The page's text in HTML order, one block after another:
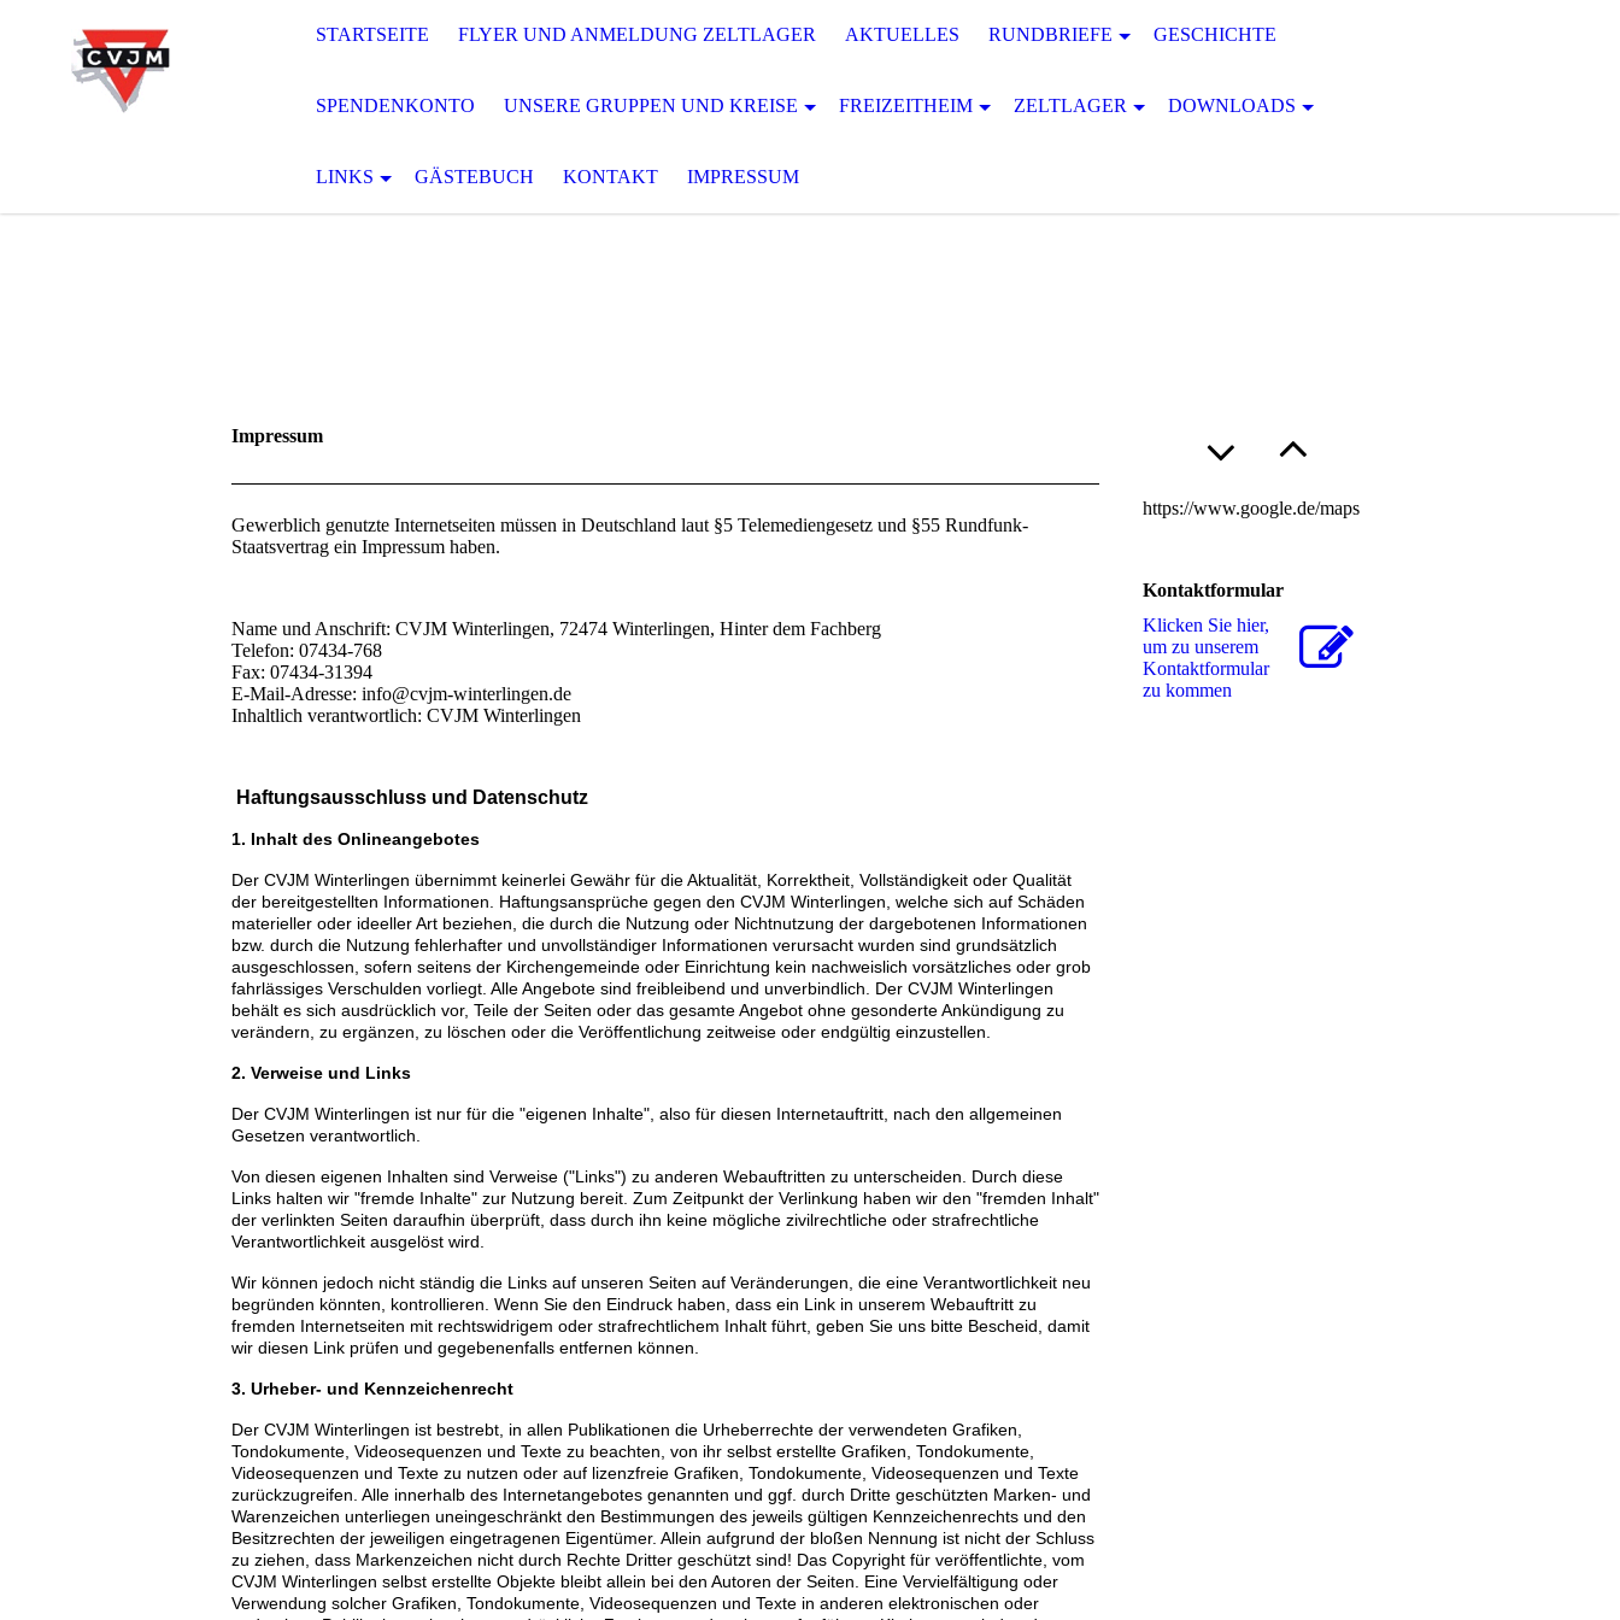
STARTSEITE FLYER UND ANMELDUNG ZELTLAGER AKTUELLES RUNDBRIEFE GESCHICHTE
SPENDENKONTO UNSERE GRUPPEN UND KREISE FREIZEITHEIM ZELTLAGER DOWNLOADS
LINKS GÄSTEBUCH KONTAKT IMPRESSUM
Impressum
Gewerblich genutzte Internetseiten müssen in Deutschland laut §5 Telemediengesetz und §55 Rundfunk-
Staatsvertrag ein Impressum haben.
Name und Anschrift: CVJM Winterlingen, 72474 Winterlingen, Hinter dem Fachberg
Telefon: 07434-768
Fax: 07434-31394
E-Mail-Adresse: info@cvjm-winterlingen.de
Inhaltlich verantwortlich: CVJM Winterlingen
Haftungsausschluss und Datenschutz
1. Inhalt des Onlineangebotes
Der CVJM Winterlingen übernimmt keinerlei Gewähr für die Aktualität, Korrektheit, Vollständigkeit oder Qualität
der bereitgestellten Informationen. Haftungsansprüche gegen den CVJM Winterlingen, welche sich auf Schäden
materieller oder ideeller Art beziehen, die durch die Nutzung oder Nichtnutzung der dargebotenen Informationen
bzw. durch die Nutzung fehlerhafter und unvollständiger Informationen verursacht wurden sind grundsätzlich
ausgeschlossen, sofern seitens der Kirchengemeinde oder Einrichtung kein nachweislich vorsätzliches oder grob
fahrlässiges Verschulden vorliegt. Alle Angebote sind freibleibend und unverbindlich. Der CVJM Winterlingen
behält es sich ausdrücklich vor, Teile der Seiten oder das gesamte Angebot ohne gesonderte Ankündigung zu
verändern, zu ergänzen, zu löschen oder die Veröffentlichung zeitweise oder endgültig einzustellen.
2. Verweise und Links
Der CVJM Winterlingen ist nur für die "eigenen Inhalte", also für diesen Internetauftritt, nach den allgemeinen
Gesetzen verantwortlich.
Von diesen eigenen Inhalten sind Verweise ("Links") zu anderen Webauftritten zu unterscheiden. Durch diese
Links halten wir "fremde Inhalte" zur Nutzung bereit. Zum Zeitpunkt der Verlinkung haben wir den "fremden Inhalt"
der verlinkten Seiten daraufhin überprüft, dass durch ihn keine mögliche zivilrechtliche oder strafrechtliche
Verantwortlichkeit ausgelöst wird.
Wir können jedoch nicht ständig die Links auf unseren Seiten auf Veränderungen, die eine Verantwortlichkeit neu
begründen könnten, kontrollieren. Wenn Sie den Eindruck haben, dass ein Link in unserem Webauftritt zu
fremden Internetseiten mit rechtswidrigem oder strafrechtlichem Inhalt führt, geben Sie uns bitte Bescheid, damit
wir diesen Link prüfen und gegebenenfalls entfernen können.
3. Urheber- und Kennzeichenrecht
Der CVJM Winterlingen ist bestrebt, in allen Publikationen die Urheberrechte der verwendeten Grafiken,
Tondokumente, Videosequenzen und Texte zu beachten, von ihr selbst erstellte Grafiken, Tondokumente,
Videosequenzen und Texte zu nutzen oder auf lizenzfreie Grafiken, Tondokumente, Videosequenzen und Texte
zurückzugreifen. Alle innerhalb des Internetangebotes genannten und ggf. durch Dritte geschützten Marken- und
Warenzeichen unterliegen uneingeschränkt den Bestimmungen des jeweils gültigen Kennzeichenrechts und den
Besitzrechten der jeweiligen eingetragenen Eigentümer. Allein aufgrund der bloßen Nennung ist nicht der Schluss
zu ziehen, dass Markenzeichen nicht durch Rechte Dritter geschützt sind! Das Copyright für veröffentlichte, vom
CVJM Winterlingen selbst erstellte Objekte bleibt allein bei den Autoren der Seiten. Eine Vervielfältigung oder
Verwendung solcher Grafiken, Tondokumente, Videosequenzen und Texte in anderen elektronischen oder
https://www.google.de/maps
Kontaktformular
Klicken Sie hier,
um zu unserem
Kon­takt­for­mu­lar
zu kommen